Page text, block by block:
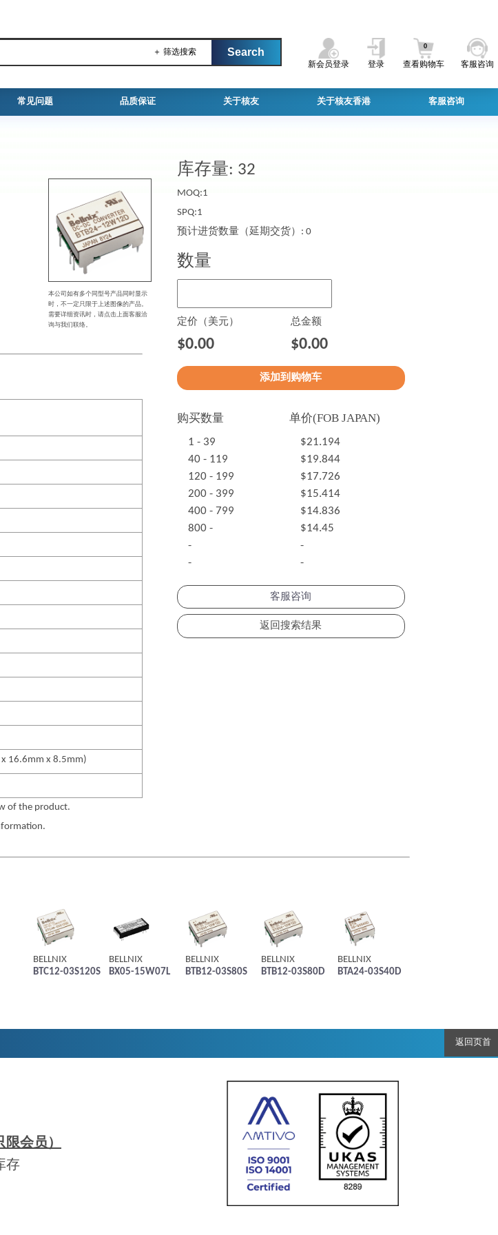
＋ 筛选搜索
新会员登录 登录 查看购物车
0
客服咨询
常见问题 品质保证 关于核友 关于核友香港 客服咨询
本公司如有多个同型号产品同时显示
时，不一定只限于上述图像的产品。
需要详细资讯时，请点击上面客服洽
询与我们联络。
16.6mm x 8.5mm)
of the product.
库存量: 32
MOQ:1
SPQ:1
预计进货数量（延期交货）: 0
数量
定价（美元） 总金额
$0.00 $0.00
购买数量 单价(FOB JAPAN)
1 - 39
$21.194
40 - 119
$19.844
120 - 199
$17.726
200 - 399
$15.414
400 - 799
$14.836
800 -
$14.45
-
-
-
-
客服咨询
BELLNIX
BTC12-03S120S
BELLNIX
BX05-15W07L
BELLNIX
BTB12-03S80S
BELLNIX
BTB12-03S80D
BELLNIX
BTA24-03S40D
返回页首
限会员）
存